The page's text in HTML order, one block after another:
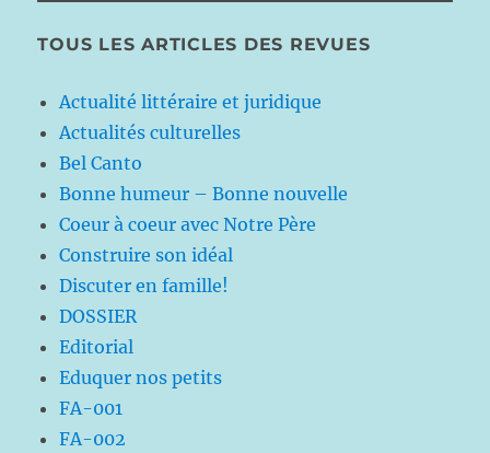
TOUS LES ARTICLES DES REVUES
Actualité littéraire et juridique
Actualités culturelles
Bel Canto
Bonne humeur – Bonne nouvelle
Coeur à coeur avec Notre Père
Construire son idéal
Discuter en famille!
DOSSIER
Editorial
Eduquer nos petits
FA-001
FA-002